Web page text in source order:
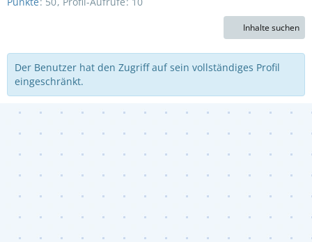
Inhalte suchen
Der Benutzer hat den Zugriff auf sein vollständiges Profil
eingeschränkt.